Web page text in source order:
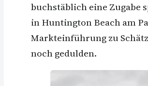
buchstäblich eine Zugabe
in Huntington Beach am
Markteinführung zu
noch gedulden.